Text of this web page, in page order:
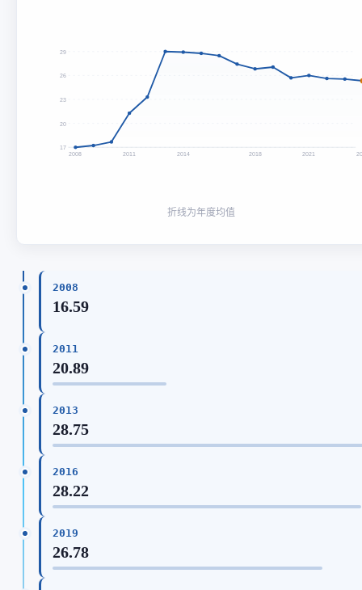
29
26
23
20
17
2008 2011 2014 2018 2021
折线为年度均值
2008
16.59
2011
20.89
2013
28.75
2016
28.22
2019
26.78